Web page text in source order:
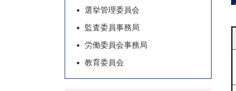
選挙管理委員会
監査委員事務局
労働委員会事務局
教育委員会